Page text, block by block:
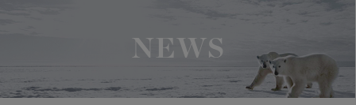
ディスカバー
新着アイテム
新着アイテム
ベビー（0‐24ヵ月)
CANADA GOOSE Generationsは、アウター
NEWS